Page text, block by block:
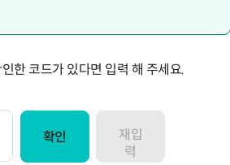
한 코드가 있다면 입력 해 주세요.
확인
재입
력